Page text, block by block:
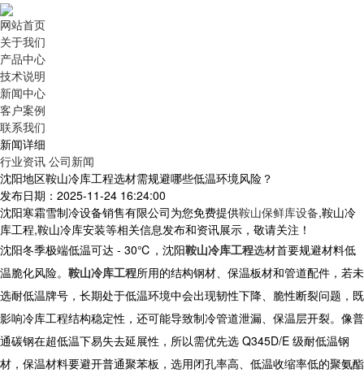
网站首页
关于我们
产品中心
技术说明
新闻中心
客户案例
联系我们
新闻详细
行业资讯 公司新闻
沈阳地区鞍山冷库工程选材需规避哪些低温环境风险？
发布日期：2025-11-24 16:24:00
沈阳寒霜雪制冷设备销售有限公司为您免费提供鞍山保鲜库设备,鞍山冷
库工程,鞍山冷库安装等相关信息发布和资讯展示，敬请关注！
沈阳冬季极端低温可达 - 30℃， 沈阳鞍山冷库工程选材首要规避材料低
温脆化风险。 鞍山冷库工程所用的结构钢材、保温板材和管道配件，若未
选耐低温牌号，长期处于低温环境中会出现韧性下降、脆性断裂问题，既
影响冷库工程结构稳定性，还可能导致制冷管道泄漏、保温层开裂。像普
通碳钢在超低温下易失去延展性，所以需优先选 Q345D/E 级耐低温钢
材，保温材料要避开普通聚苯板，选用闭孔率高、低温收缩率低的聚氨酯